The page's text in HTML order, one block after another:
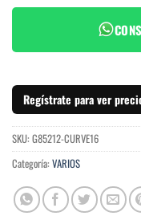
Regístrate para ver
SKU: G85212-CURVE16
Categoría: VARIOS